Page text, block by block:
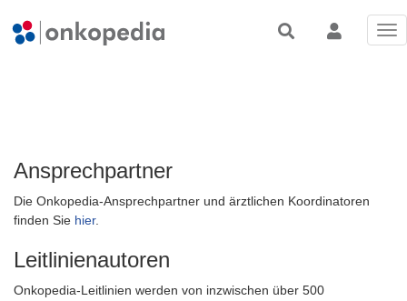
Ansprechpartner
Die Onkopedia-Ansprechpartner und ärztlichen Koordinatoren
finden Sie hier.
Leitlinienautoren
Onkopedia-Leitlinien werden von inzwischen über 500